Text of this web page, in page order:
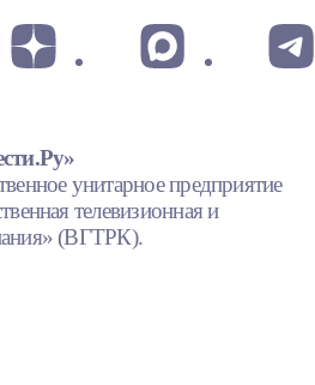
унитарное предприятие
телевизионная и
(ВГТРК).